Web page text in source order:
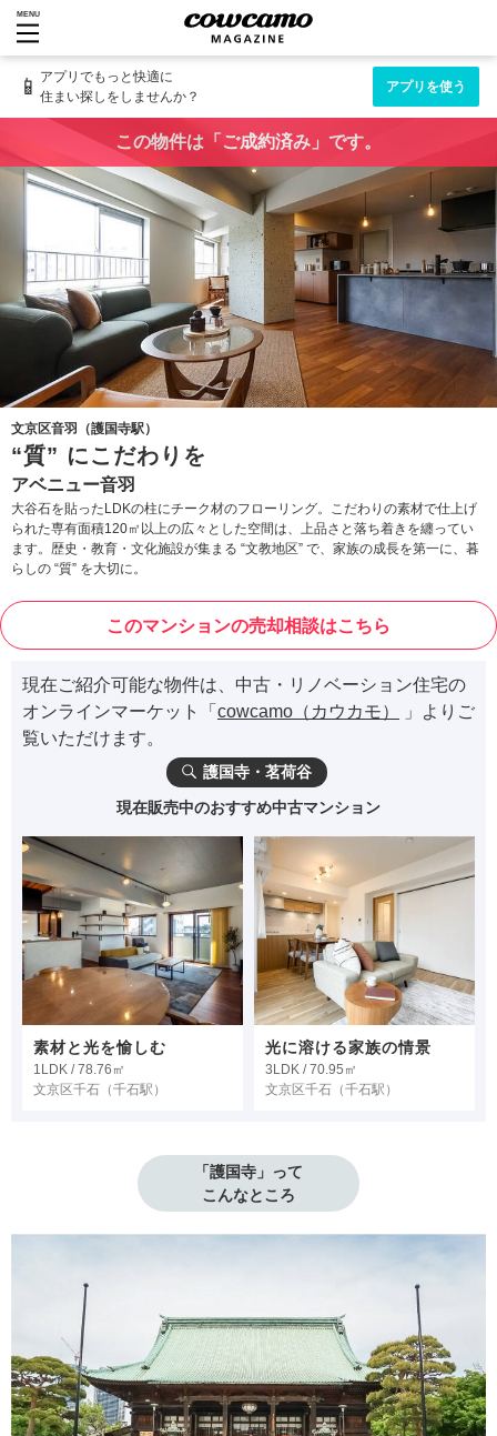
MENU
📱 アプリでもっと快適に
住まい探しをしませんか？
アプリを使う
この物件は「ご成約済み」です。
文京区音羽（護国寺駅）
“質” にこだわりを
アベニュー音羽
大谷石を貼ったLDKの柱にチーク材のフローリング。こだわりの素材で仕上げ
られた専有面積120㎡以上の広々とした空間は、上品さと落ち着きを纏ってい
ます。歴史・教育・文化施設が集まる “文教地区” で、家族の成長を第一に、暮
らしの “質” を大切に。
このマンションの売却相談はこちら
現在ご紹介可能な物件は、中古・リノベーション住宅の
オンラインマーケット「 cowcamo（カウカモ）
」よりご
覧いただけます。
護国寺・茗荷谷
現在販売中のおすすめ中古マンション
素材と光を愉しむ
1LDK / 78.76㎡
文京区千石 （千石駅）
光に溶ける家族の情景
3LDK / 70.95㎡
文京区千石 （千石駅）
「護国寺」って
こんなところ